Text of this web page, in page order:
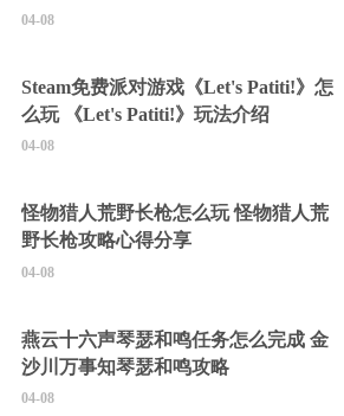
04-08
Steam免费派对游戏《Let's Patiti!》怎
么玩 《Let's Patiti!》玩法介绍
04-08
怪物猎人荒野长枪怎么玩 怪物猎人荒
野长枪攻略心得分享
04-08
燕云十六声琴瑟和鸣任务怎么完成 金
沙川万事知琴瑟和鸣攻略
04-08